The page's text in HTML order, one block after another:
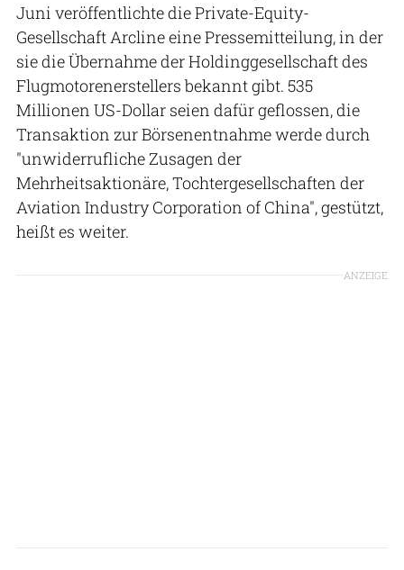
Juni veröffentlichte die Private-Equity-
Gesellschaft Arcline eine Pressemitteilung, in der
sie die Übernahme der Holdinggesellschaft des
Flugmotorenerstellers bekannt gibt. 535
Millionen US-Dollar seien dafür geflossen, die
Transaktion zur Börsenentnahme werde durch
"unwiderrufliche Zusagen der
Mehrheitsaktionäre, Tochtergesellschaften der
Aviation Industry Corporation of China", gestützt,
heißt es weiter.
ANZEIGE